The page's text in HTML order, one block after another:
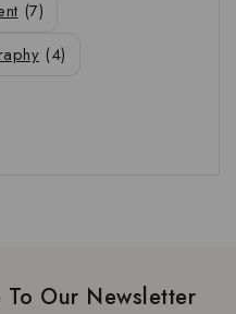
(7)
(4)
Our Newsletter